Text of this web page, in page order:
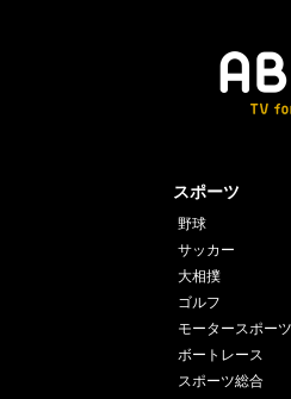
スポーツ
野球
サッカー
大相撲
ゴルフ
モータースポーツ
ボートレース
スポーツ総合